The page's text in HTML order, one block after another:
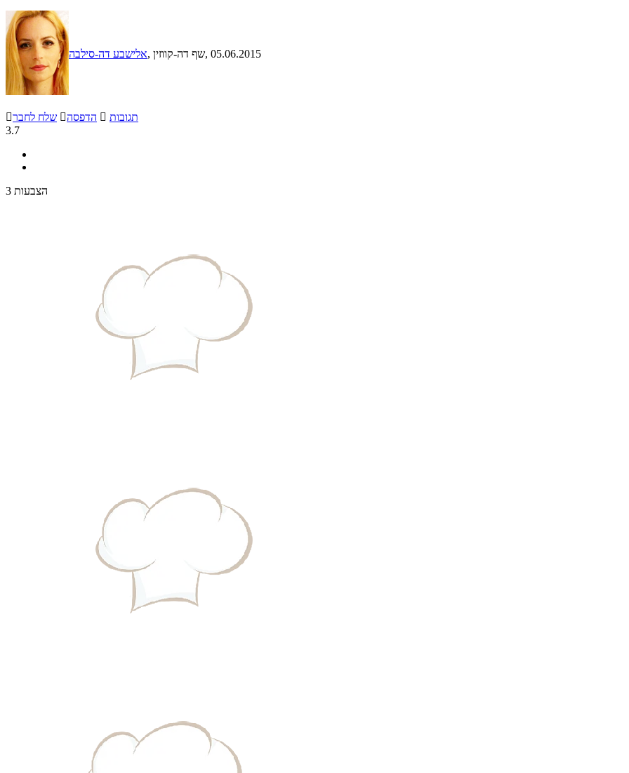
אלישבע דה-סילבה , שף דה-קווזין, 05.06.2015
שלח לחבר הדפסה  תגובות
3.7
3 הצבעות